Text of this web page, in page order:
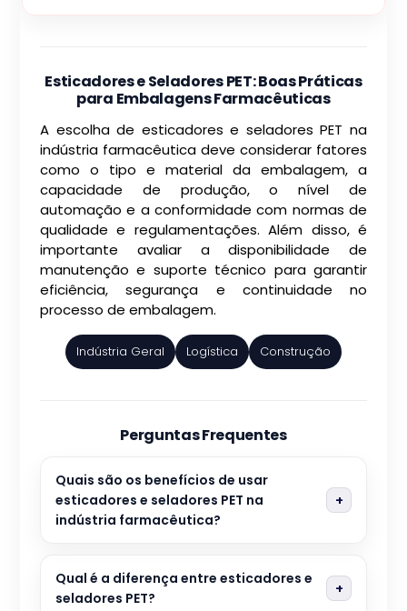
Esticadores e Seladores PET: Boas Práticas
para Embalagens Farmacêuticas
A escolha de esticadores e seladores PET na
indústria farmacêutica deve considerar fatores
como o tipo e material da embalagem, a
capacidade de produção, o nível de
automação e a conformidade com normas de
qualidade e regulamentações. Além disso, é
importante avaliar a disponibilidade de
manutenção e suporte técnico para garantir
eficiência, segurança e continuidade no
processo de embalagem.
Indústria Geral Logística Construção
Perguntas Frequentes
Quais são os benefícios de usar
esticadores e seladores PET na
indústria farmacêutica?
Qual é a diferença entre esticadores e
seladores PET?